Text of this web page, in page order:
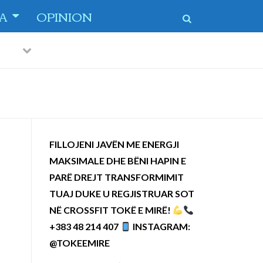
OPINION
PreviousNext
FILLOJENI JAVËN ME ENERGJI
MAKSIMALE DHE BËNI HAPIN E
PARË DREJT TRANSFORMIMIT
TUAJ DUKE U REGJISTRUAR SOT
NË CROSSFIT TOKË E MIRË!
+383 48 214 407
INSTAGRAM:
@TOKEEMIRE